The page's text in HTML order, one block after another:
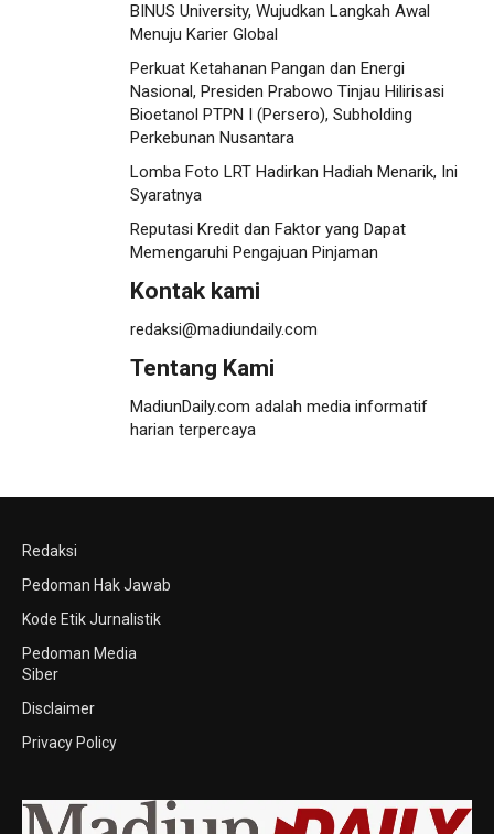
BINUS University, Wujudkan Langkah Awal
Menuju Karier Global
Perkuat Ketahanan Pangan dan Energi
Nasional, Presiden Prabowo Tinjau Hilirisasi
Bioetanol PTPN I (Persero), Subholding
Perkebunan Nusantara
Lomba Foto LRT Hadirkan Hadiah Menarik, Ini
Syaratnya
Reputasi Kredit dan Faktor yang Dapat
Memengaruhi Pengajuan Pinjaman
Kontak kami
redaksi@madiundaily.com
Tentang Kami
MadiunDaily.com adalah media informatif
harian terpercaya
Redaksi
Pedoman Hak Jawab
Kode Etik Jurnalistik
Pedoman Media
Siber
Disclaimer
Privacy Policy